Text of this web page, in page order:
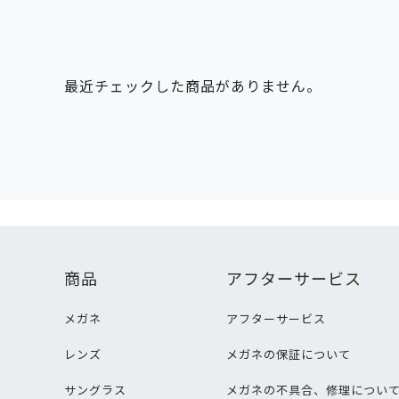
最近チェックした商品がありません。
商品
メガネ
レンズ
サングラス
アフターサービス
アフターサービス
メガネの保証について
メガネの不具合、修理につい